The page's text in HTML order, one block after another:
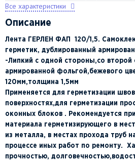
Все характеристики
Описание
Лента ГЕРЛЕН ФАП 120/1,5.
герметик, дублированный
-Липкий с одной стороны,со второй
армированной фольгой,бежевого
120мм,толщина 1,5мм
Применяется для герметизации
поверхностях,для герметизации
оконных блоков . Рекомендуется
материала герметизирующего в
из металла, в местах прохода труб
процессе иных работ по ремонту.
прочностью,